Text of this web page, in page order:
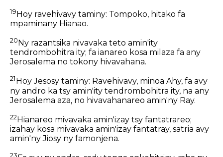
19Hoy ravehivavy taminy: Tompoko, hitako fa
mpaminany Hianao.
20 Ny razantsika nivavaka teto amin'ity
tendrombohitra ity; fa ianareo kosa milaza fa any
Jerosalema no tokony hivavahana.
21 Hoy Jesosy taminy: Ravehivavy, minoa Ahy, fa avy
ny andro ka tsy amin'ity tendrombohitra ity, na any
Jerosalema aza, no hivavahanareo amin'ny Ray.
22Hianareo mivavaka amin'izay tsy fantatrareo;
izahay kosa mivavaka amin'izay fantatray, satria avy
amin'ny Jiosy ny famonjena.
23